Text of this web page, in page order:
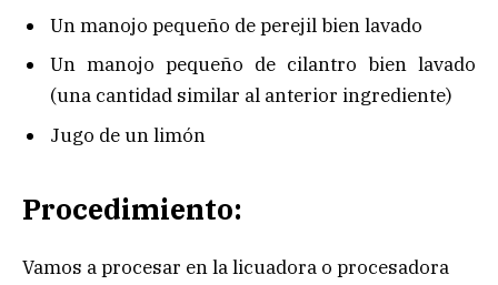
Un manojo pequeño de perejil bien lavado
Un manojo pequeño de cilantro bien lavado
(una cantidad similar al anterior ingrediente)
Jugo de un limón
Procedimiento:
Vamos a procesar en la licuadora o procesadora